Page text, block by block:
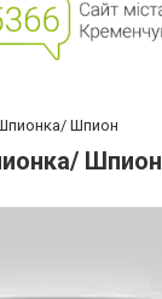
Шпион
Шпион